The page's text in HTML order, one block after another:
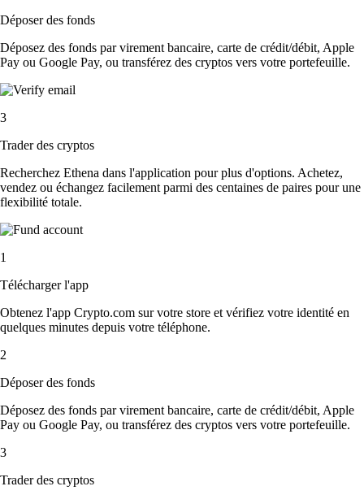
Déposer des fonds
Déposez des fonds par virement bancaire, carte de crédit/débit, Apple
Pay ou Google Pay, ou transférez des cryptos vers votre portefeuille.
3
Trader des cryptos
Recherchez Ethena dans l'application pour plus d'options. Achetez,
vendez ou échangez facilement parmi des centaines de paires pour une
flexibilité totale.
1
Télécharger l'app
Obtenez l'app Crypto.com sur votre store et vérifiez votre identité en
quelques minutes depuis votre téléphone.
2
Déposer des fonds
Déposez des fonds par virement bancaire, carte de crédit/débit, Apple
Pay ou Google Pay, ou transférez des cryptos vers votre portefeuille.
3
Trader des cryptos